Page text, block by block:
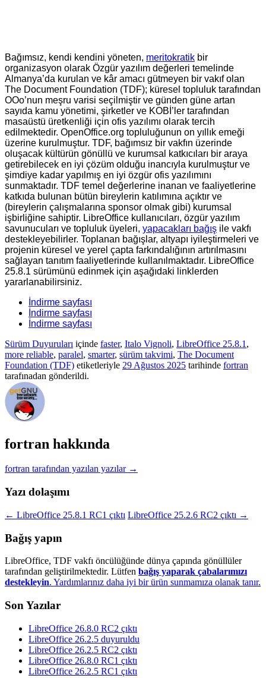
Bağımsız, kendi kendini yöneten, meritokratik bir
organizasyon olarak Özgür yazılım değerleri temelinde
Almanya’da kurulan ve kâr amacı gütmeyen bir vakıf olan
The Document Foundation (TDF); küresel topluluk tarafından
OOo’nun meşru varisi seçilmiştir ve günden güne artan
sayıda kamu yönetimi, şirketler ve KOBİ’ler tarafından
masaüstü üretkenliği için ofis yazılımı olarak tercih
edilmektedir. OpenOffice.org topluluğunun on yıllık emeği
üzerine kurulmuştur. TDF, bağımsız bir vakfın üzerinde
oluşacak kültürün gönüllü ve kurumsal katkıcıları bir araya
getirebilecek en iyi çözüm olduğu inancıyla kurulmuştur ve
şimdiye kadar yapılmış en iyi özgür ofis yazılımını
sunmaktadır. TDF temel değerlerine inanan ve faaliyetlerine
katkıda bulunan bütün bireylerin katılımına açıktır ve
(bireylerin çalışmalarına sponsor olmak gibi) kurumsal
işbirliğine sahiptir. LibreOffice kullanıcıları, özgür yazılım
savunucuları ve topluluk üyeleri, yapacakları bağış ile vakfı
destekleyebilirler. Toplanan bağışlar, altyapı iyileştirmeleri ve
projenin küresel ve yerel çapta farkındalığının artırılmasını
sağlayan tanıtım faaliyetlerinde kullanılmaktadır. LibreOffice
25.8.1 sürümünü edinmek için aşağıdaki linklerden
yararlanabilirsiniz.
İndirme sayfası
İndirme sayfası
İndirme sayfası
Sürüm Duyuruları içinde faster, Italo Vignoli, LibreOffice 25.8.1 ,
more reliable, paralel, smarter, sürüm takvimi, The Document
Foundation (TDF) etiketleriyle 29 Ağustos 2025 tarihinde fortran
tarafınadan gönderildi.
fortran hakkında
fortran tarafından yazılan yazılar →
Yazı dolaşımı
← LibreOffice 25.8.1 RC1 çıktı LibreOffice 25.2.6 RC2 çıktı →
Bağış yapın
LibreOffice, TDF vakfı öncülüğünde dünya çapında gönüllüler
tarafından geliştirilmektedir. Lütfen bağış yaparak çabalarımızı
destekleyin. Yardımlarınız daha iyi bir ürün sunmamıza olanak tanır.
Son Yazılar
LibreOffice 26.8.0 RC2 çıktı
LibreOffice 26.2.5 duyuruldu
LibreOffice 26.2.5 RC2 çıktı
LibreOffice 26.8.0 RC1 çıktı
LibreOffice 26.2.5 RC1 çıktı